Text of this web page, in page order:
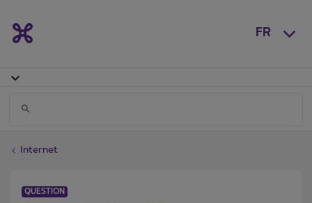
FR
Internet
QUESTION